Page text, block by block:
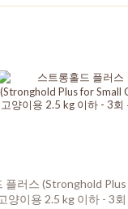
플러스 (Stronghold
양이용 2.5 kg 이하 - 3